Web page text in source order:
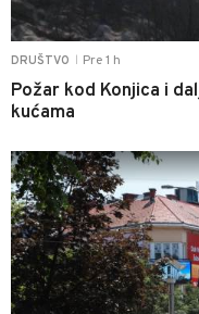
DRUŠTVO Pre 1 h
Požar kod Konjica i
kućama